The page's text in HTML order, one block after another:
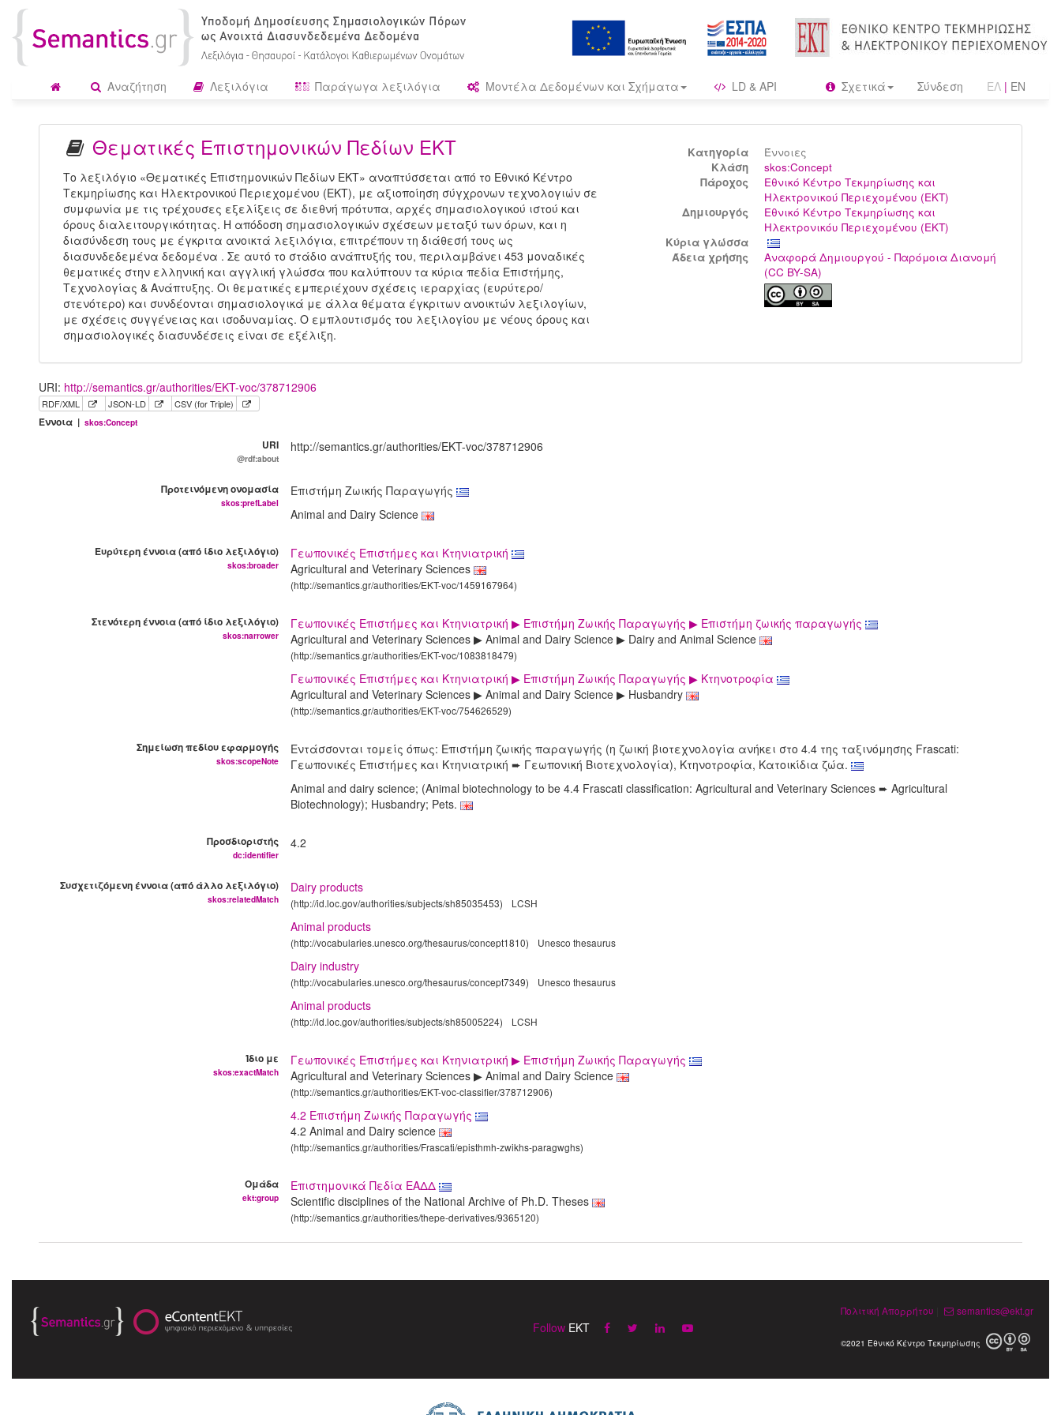
Αναζήτηση Λεξιλόγια Παράγωγα λεξιλόγια Μοντέλα Δεδομένων και Σχήματα LD & API Σχετικά Σύνδεση ΕΛ | EN
Θεματικές Επιστημονικών Πεδίων ΕΚΤ
Το λεξιλόγιο «Θεματικές Επιστημονικών Πεδίων ΕΚΤ» αναπτύσσεται από το Εθνικό Κέντρο
Τεκμηρίωσης και Ηλεκτρονικού Περιεχομένου (ΕΚΤ), με αξιοποίηση σύγχρονων τεχνολογιών σε
συμφωνία με τις τρέχουσες εξελίξεις σε διεθνή πρότυπα, αρχές σημασιολογικού ιστού και
όρους διαλειτουργικότητας. Η απόδοση σημασιολογικών σχέσεων μεταξύ των όρων, και η
διασύνδεση τους με έγκριτα ανοικτά λεξιλόγια, επιτρέπουν τη διάθεσή τους ως
διασυνδεδεμένα δεδομένα . Σε αυτό το στάδιο ανάπτυξής του, περιλαμβάνει 453 μοναδικές
θεματικές στην ελληνική και αγγλική γλώσσα που καλύπτουν τα κύρια πεδία Επιστήμης,
Τεχνολογίας & Ανάπτυξης. Οι θεματικές εμπεριέχουν σχέσεις ιεραρχίας (ευρύτερο/
στενότερο) και συνδέονται σημασιολογικά με άλλα θέματα έγκριτων ανοικτών λεξιλογίων,
με σχέσεις συγγένειας και ισοδυναμίας. Ο εμπλουτισμός του λεξιλογίου με νέους όρους και
σημασιολογικές διασυνδέσεις είναι σε εξέλιξη.
Κατηγορία
Έννοιες
Kλάση
skos:Concept
Πάροχος
Εθνικό Κέντρο Τεκμηρίωσης και
Ηλεκτρονικού Περιεχομένου (ΕΚΤ)
Δημιουργός
Εθνικό Κέντρο Τεκμηρίωσης και
Ηλεκτρονικόυ Περιεχομένου (ΕΚΤ)
Κύρια γλώσσα
Άδεια χρήσης
Αναφορά Δημιουργού - Παρόμοια Διανομή
(CC BY-SA)
URI: http://semantics.gr/authorities/EKT-voc/378712906
RDF/XML JSON-LD CSV (for Triple)
Έννοια | skos:Concept
URI
@rdf:about
http://semantics.gr/authorities/EKT-voc/378712906
Προτεινόμενη ονομασία
skos:prefLabel
Επιστήμη Ζωικής Παραγωγής
Animal and Dairy Science
Ευρύτερη έννοια (από ίδιο λεξιλόγιο)
skos:broader
Γεωπονικές Επιστήμες και Κτηνιατρική
Agricultural and Veterinary Sciences
(http://semantics.gr/authorities/EKT-voc/1459167964)
Στενότερη έννοια (από ίδιο λεξιλόγιο)
skos:narrower
Γεωπονικές Επιστήμες και Κτηνιατρική ▶ Επιστήμη Ζωικής Παραγωγής ▶ Επιστήμη ζωικής παραγωγής
Agricultural and Veterinary Sciences ▶ Animal and Dairy Science ▶ Dairy and Animal Science
(http://semantics.gr/authorities/EKT-voc/1083818479)
Γεωπονικές Επιστήμες και Κτηνιατρική ▶ Επιστήμη Ζωικής Παραγωγής ▶ Κτηνοτροφία
Agricultural and Veterinary Sciences ▶ Animal and Dairy Science ▶ Husbandry
(http://semantics.gr/authorities/EKT-voc/754626529)
Σημείωση πεδίου εφαρμογής
skos:scopeNote
Εντάσσονται τομείς όπως: Επιστήμη ζωικής παραγωγής (η ζωική βιοτεχνολογία ανήκει στο 4.4 της ταξινόμησης Frascati:
Γεωπονικές Επιστήμες και Κτηνιατρική ➨ Γεωπονική Βιοτεχνολογία), Κτηνοτροφία, Κατοικίδια ζώα.
Animal and dairy science; (Animal biotechnology to be 4.4 Frascati classification: Agricultural and Veterinary Sciences ➨ Agricultural
Biotechnology); Husbandry; Pets.
Προσδιοριστής
dc:identifier
4.2
Συσχετιζόμενη έννοια (από άλλο λεξιλόγιο)
skos:relatedMatch
Dairy products
(http://id.loc.gov/authorities/subjects/sh85035453) LCSH
Animal products
(http://vocabularies.unesco.org/thesaurus/concept1810) Unesco thesaurus
Dairy industry
(http://vocabularies.unesco.org/thesaurus/concept7349) Unesco thesaurus
Animal products
(http://id.loc.gov/authorities/subjects/sh85005224) LCSH
Ίδιο με
skos:exactMatch
Γεωπονικές Επιστήμες και Κτηνιατρική ▶ Επιστήμη Ζωικής Παραγωγής
Agricultural and Veterinary Sciences ▶ Animal and Dairy Science
(http://semantics.gr/authorities/EKT-voc-classifier/378712906)
4.2 Επιστήμη Ζωικής Παραγωγής
4.2 Animal and Dairy science
(http://semantics.gr/authorities/Frascati/episthmh-zwikhs-paragwghs)
Ομάδα
ekt:group
Επιστημονικά Πεδία ΕΑΔΔ
Scientific disciplines of the National Archive of Ph.D. Theses
(http://semantics.gr/authorities/thepe-derivatives/9365120)
FollowEKT
Πολιτική Απορρήτου semantics@ekt.gr
©2021 Εθνικό Κέντρο Τεκμηρίωσης